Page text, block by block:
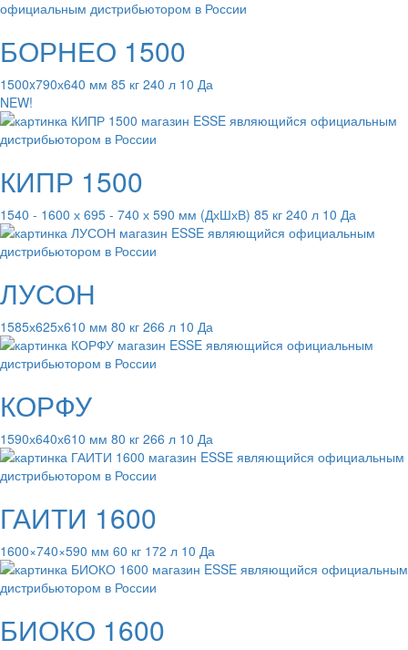
БОРНЕО 1500
1500x790х640 мм 85 кг 240 л 10 Да
NEW!
КИПР 1500
1540 - 1600 х 695 - 740 х 590 мм (ДхШхВ) 85 кг 240 л 10 Да
ЛУСОН
1585х625х610 мм 80 кг 266 л 10 Да
КОРФУ
1590х640х610 мм 80 кг 266 л 10 Да
ГАИТИ 1600
1600×740×590 мм 60 кг 172 л 10 Да
БИОКО 1600